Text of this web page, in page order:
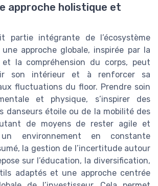
approche holistique et
partie intégrante de l’écosystème
approche globale, inspirée par la
la compréhension du corps, peut
son intérieur et à renforcer sa
fluctuations du floor. Prendre soin
et physique, s’inspirer des
danseurs étoile ou de la mobilité des
de moyens de rester agile et
environnement en constante
la gestion de l’incertitude autour
sur l’éducation, la diversification,
adaptés et une approche centrée